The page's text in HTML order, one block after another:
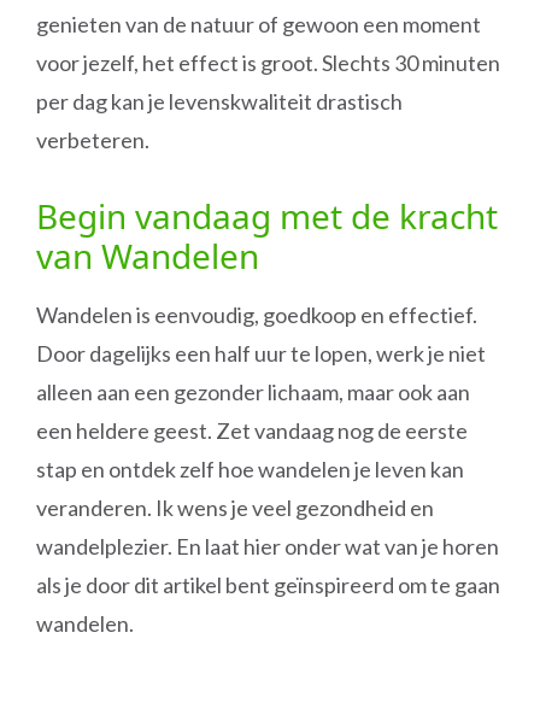
genieten van de natuur of gewoon een moment
voor jezelf, het effect is groot. Slechts 30 minuten
per dag kan je levenskwaliteit drastisch
verbeteren.
Begin vandaag met de kracht
van Wandelen
Wandelen is eenvoudig, goedkoop en effectief.
Door dagelijks een half uur te lopen, werk je niet
alleen aan een gezonder lichaam, maar ook aan
een heldere geest. Zet vandaag nog de eerste
stap en ontdek zelf hoe wandelen je leven kan
veranderen. Ik wens je veel gezondheid en
wandelplezier. En laat hier onder wat van je horen
als je door dit artikel bent geïnspireerd om te gaan
wandelen.